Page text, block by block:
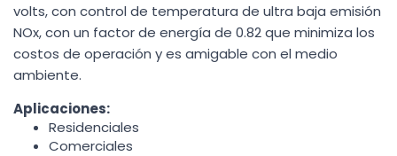
volts, con control de temperatura de ultra baja emisión
NOx, con un factor de energía de 0.82 que minimiza los
costos de operación y es amigable con el medio
ambiente.
Aplicaciones:
Residenciales
Comerciales